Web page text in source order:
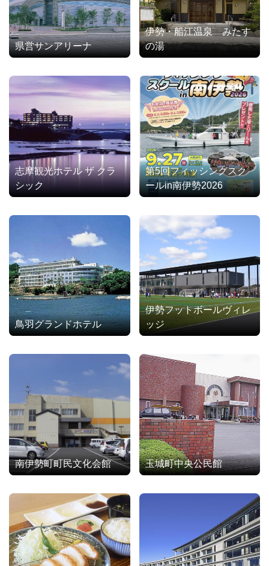
県営サンアリーナ
伊勢・船江温泉 みたす
の湯
志摩観光ホテル ザ クラ
シック
第5回フィッシングスク
ールin南伊勢2026
鳥羽グランドホテル
伊勢フットボールヴィレ
ッジ
南伊勢町町民文化会館 玉城町中央公民館